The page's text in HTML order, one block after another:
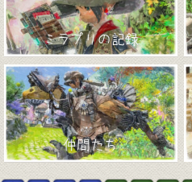
ミラプリの記録
仲間たち